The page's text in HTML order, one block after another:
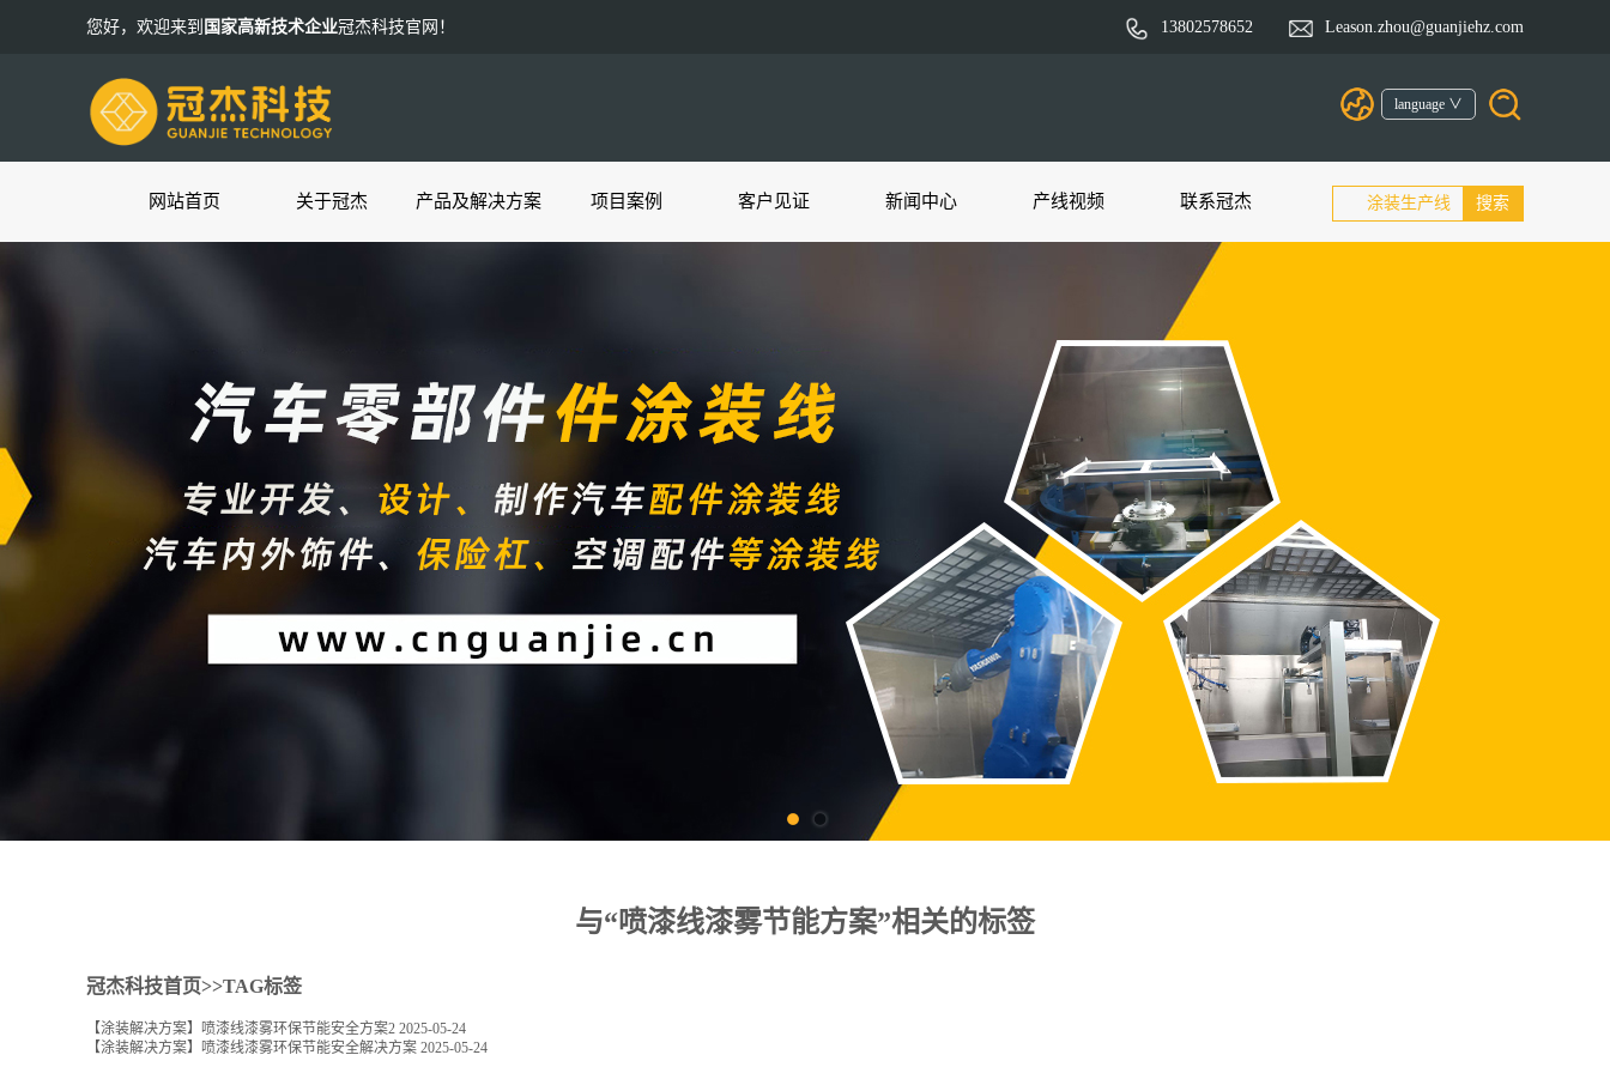
您好，欢迎来到 国家高新技术企业冠杰科技官网！ 13802578652 Leason.zhou@guanjiehz.com
language ∨
网站首页 关于冠杰 产品及解决方案 项目案例 客户见证 新闻中心 产线视频 联系冠杰
与“喷漆线漆雾节能方案”相关的标签
冠杰科技首页>>TAG标签
【涂装解决方案】喷漆线漆雾环保节能安全方案2 2025-05-24
【涂装解决方案】喷漆线漆雾环保节能安全解决方案 2025-05-24